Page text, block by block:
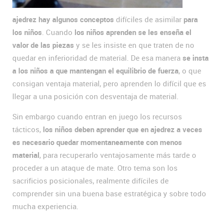
ajedrez hay algunos conceptos difíciles de asimilar para
los niños. Cuando los niños aprenden se les enseña el
valor de las piezas y se les insiste en que traten de no
quedar en inferioridad de material. De esa manera se insta
a los niños a que mantengan el equilibrio de fuerza, o que
consigan ventaja material, pero aprenden lo difícil que es
llegar a una posición con desventaja de material.
Sin embargo cuando entran en juego los recursos
tácticos, los niños deben aprender que en ajedrez a veces
es necesario quedar momentaneamente con menos
material, para recuperarlo ventajosamente más tarde o
proceder a un ataque de mate. Otro tema son los
sacrificios posicionales, realmente difíciles de
comprender sin una buena base estratégica y sobre todo
mucha experiencia.